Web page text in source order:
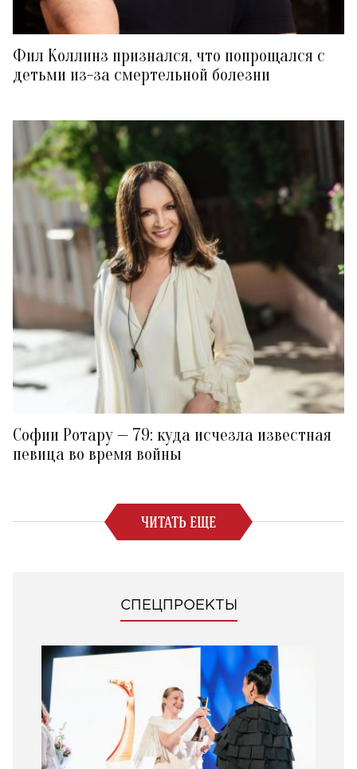
Фил Коллинз признался, что попрощался с
детьми из-за смертельной болезни
Софии Ротару — 79: куда исчезла известная
певица во время войны
ЧИТАТЬ ЕЩЕ
СПЕЦПРОЕКТЫ